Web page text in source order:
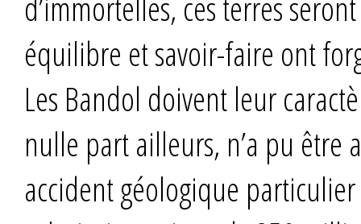
équilibre et savoir-faire ont
Les Bandol doivent leur
nulle part ailleurs, n’a pu être
accident géologique